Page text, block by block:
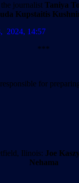
journalist Taniya
Kupstaitis
2024, 14:57
***
for
Ilinois: Joe
Nehama